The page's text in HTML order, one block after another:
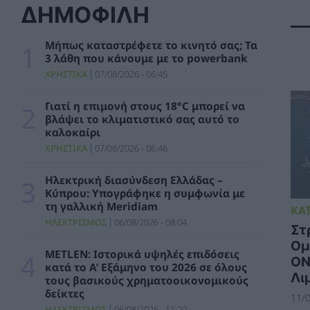
ΧΡΗΣΤΙΚΑ 07/08/2026 - 06:46
Μήπως καταστρέφετε το κινητό σας; Τα 3
λάθη που κάνουμε με το powerbank
07/08/2026 - 06:45
Μητσοτάκης: 700 εκατ. ευρώ για τη μείωση
του ενεργειακού κόστους και την
ενεργειακή αναβάθμιση της μεταποίησης ως
το 2030
ΠΟΛΙΤΙΚΗ 06/08/2026 - 15:08
Κ. Χατζηδάκης: Στον κάλαθο των αχρήστων
οι αμφισβητήσεις για το καλώδιο της
ηλεκτρικής διασύνδεσης Ελλάδας-Κύπρου
ΠΟΛΙΤΙΚΗ 06/08/2026 - 14:37
SOWISE+: Επιστημονική πρόοδος και
καινοτομία για μια κυκλική οικονομία στην
πράξη
06/08/2026 - 13:59
ΔΗΜΟΦΙΛΗ
Μήπως καταστρέφετε το κινητό σας; Τα
3 λάθη που κάνουμε με το powerbank
ΧΡΗΣΤΙΚΑ 07/08/2026 - 06:45
Γιατί η επιμονή στους 18°C μπορεί να
βλάψει το κλιματιστικό σας αυτό το
καλοκαίρι
ΧΡΗΣΤΙΚΑ 07/08/2026 - 06:46
Ηλεκτρική διασύνδεση Ελλάδας –
Κύπρου: Υπογράφηκε η συμφωνία με
τη γαλλική Meridiam
ΗΛΕΚΤΡΙΣΜΟΣ 06/08/2026 - 08:04
METLEN: Ιστορικά υψηλές επιδόσεις
κατά το Α’ Εξάμηνο του 2026 σε όλους
τους βασικούς χρηματοοικονομικούς
δείκτες
11/